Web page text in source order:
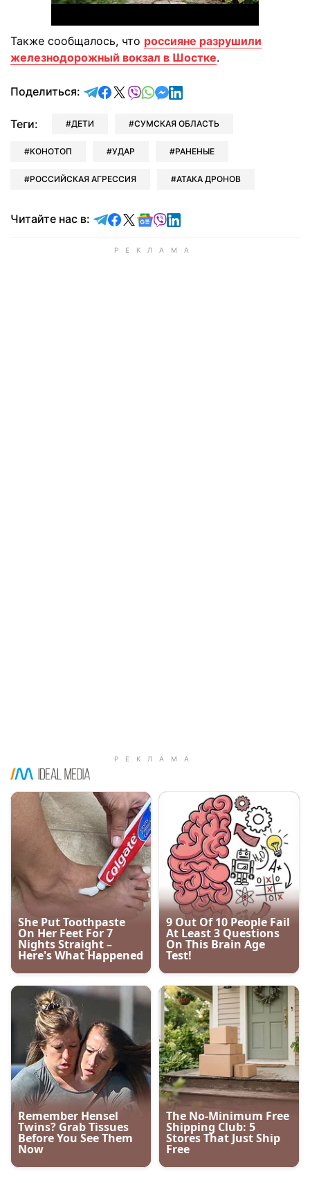
Также сообщалось, что россияне разрушили
железнодорожный вокзал в Шостке.
Поделиться: отправить в Telegram
поделиться в Facebook
поделиться в X
отправить в Viber
отправить в Whatsapp
отправить в Messenger
отправить в LinkedIn
Теги: ДЕТИ СУМСКАЯ ОБЛАСТЬ
КОНОТОП УДАР РАНЕНЫЕ
РОССИЙСКАЯ АГРЕССИЯ АТАКА ДРОНОВ
Читайте нас в: Читайте в Telegram
Читайте в Facebook
Читайте в X
Читайте в Google news
Читайте в Viber
Читайте в LinkedIn